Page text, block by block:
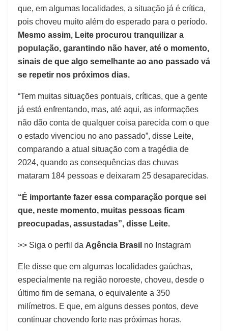
que, em algumas localidades, a situação já é crítica,
pois choveu muito além do esperado para o período.
Mesmo assim, Leite procurou tranquilizar a
população, garantindo não haver, até o momento,
sinais de que algo semelhante ao ano passado vá
se repetir nos próximos dias.
“Tem muitas situações pontuais, críticas, que a gente
já está enfrentando, mas, até aqui, as informações
não dão conta de qualquer coisa parecida com o que
o estado vivenciou no ano passado”, disse Leite,
comparando a atual situação com a tragédia de
2024, quando as consequências das chuvas
mataram 184 pessoas e deixaram 25 desaparecidas.
“É importante fazer essa comparação porque sei
que, neste momento, muitas pessoas ficam
preocupadas, assustadas”, disse Leite.
>> Siga o perfil da Agência Brasil no Instagram
Ele disse que em algumas localidades gaúchas,
especialmente na região noroeste, choveu, desde o
último fim de semana, o equivalente a 350
milímetros. E que, em alguns desses pontos, deve
continuar chovendo forte nas próximas horas.